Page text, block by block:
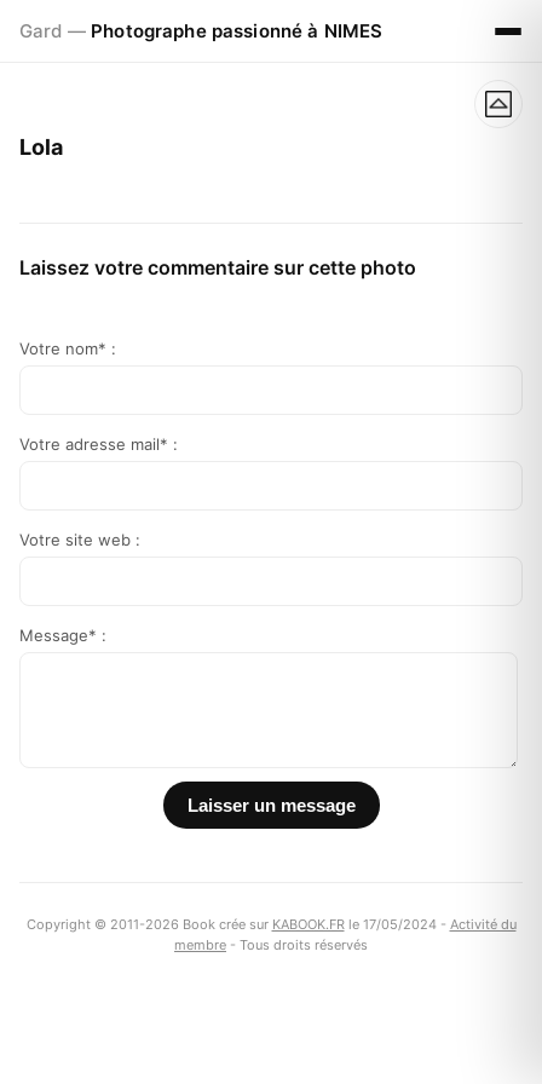
Gard — Photographe passionné à NIMES
Lola
Laissez votre commentaire sur cette photo
Votre nom* :
Votre adresse mail* :
Votre site web :
Message* :
Copyright © 2011-2026 Book crée sur KABOOK.FRle 17/05/2024 - Activité du
membre - Tous droits réservés